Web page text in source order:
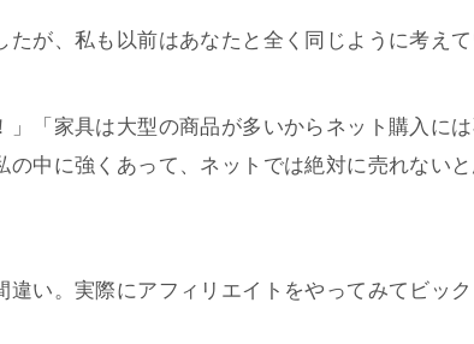
が、私も以前はあなたと全く同じように考えて
」「家具は大型の商品が多いからネット購入に
の中に強くあって、ネットでは絶対に売れない
い。実際にアフィリエイトをやってみてビック